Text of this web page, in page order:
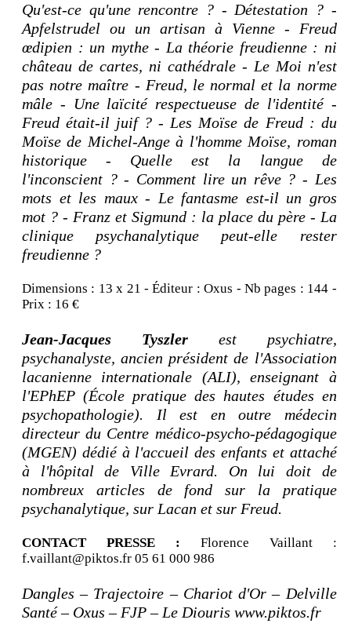
Qu'est-ce qu'une rencontre ? - Détestation ? -
Apfelstrudel ou un artisan à Vienne - Freud
œdipien : un mythe - La théorie freudienne : ni
château de cartes, ni cathédrale - Le Moi n'est
pas notre maître - Freud, le normal et la norme
mâle - Une laïcité respectueuse de l'identité -
Freud était-il juif ? - Les Moïse de Freud : du
Moïse de Michel-Ange à l'homme Moïse, roman
historique - Quelle est la langue de
l'inconscient ? - Comment lire un rêve ? - Les
mots et les maux - Le fantasme est-il un gros
mot ? - Franz et Sigmund : la place du père - La
clinique psychanalytique peut-elle rester
freudienne ?
Dimensions : 13 x 21 - Éditeur : Oxus - Nb pages : 144 -
Prix : 16 €
Jean-Jacques Tyszlerest psychiatre,
psychanalyste, ancien président de l'Association
lacanienne internationale (ALI), enseignant à
l'EPhEP (École pratique des hautes études en
psychopathologie). Il est en outre médecin
directeur du Centre médico-psycho-pédagogique
(MGEN) dédié à l'accueil des enfants et attaché
à l'hôpital de Ville Evrard. On lui doit de
nombreux articles de fond sur la pratique
psychanalytique, sur Lacan et sur Freud.
CONTACT PRESSE : Florence Vaillant :
f.vaillant@piktos.fr 05 61 000 986
Dangles – Trajectoire – Chariot d'Or – Delville
Santé – Oxus – FJP – Le Diouris www.piktos.fr